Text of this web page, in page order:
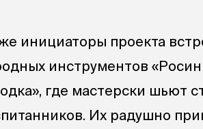
инициаторы проекта
инструментов
где мастерски шьют
Их радушно